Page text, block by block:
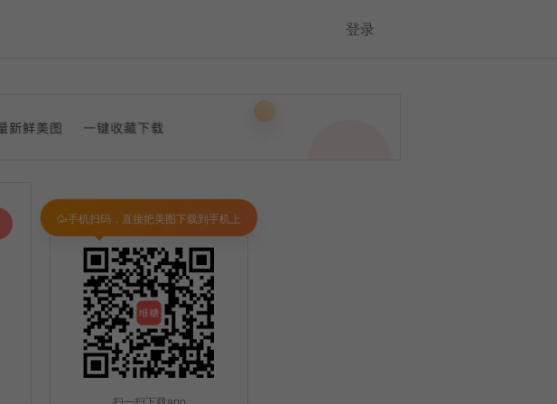
登录
扫一扫下载app
🥳手机扫码，直接把美图下载到手机上